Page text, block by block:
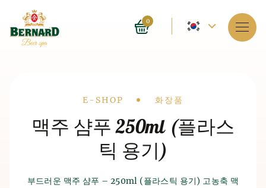
현
어
–
어
0
스파 소개
예약
가격들
E-shop
Drobečková
navigace
E-SHOP 화장품
맥주 샴푸 250ml (플라스
틱 용기)
부드러운 맥주 샴푸 – 250ml (플라스틱 용기) 고농축 맥